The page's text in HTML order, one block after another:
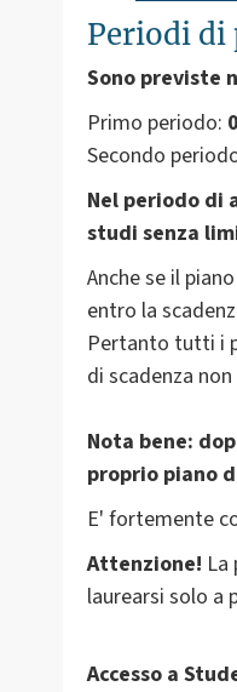
Periodi di
Sono previste
Primo periodo:
Secondo
Nel periodo di
studi senza
Anche se il
entro la
Pertanto tutti i
di scadenza
Nota bene:
proprio piano
E' fortemente
Attenzione!
laurearsi solo a
Accesso a